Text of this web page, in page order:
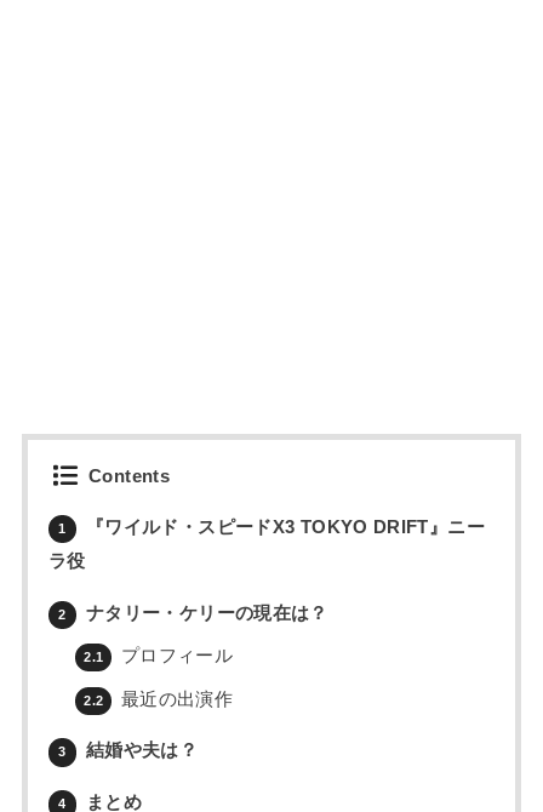
Contents
1
『ワイルド・スピードX3 TOKYO DRIFT』ニー
ラ役
2 ナタリー・ケリーの現在は？
2.1 プロフィール
2.2 最近の出演作
3 結婚や夫は？
4 まとめ